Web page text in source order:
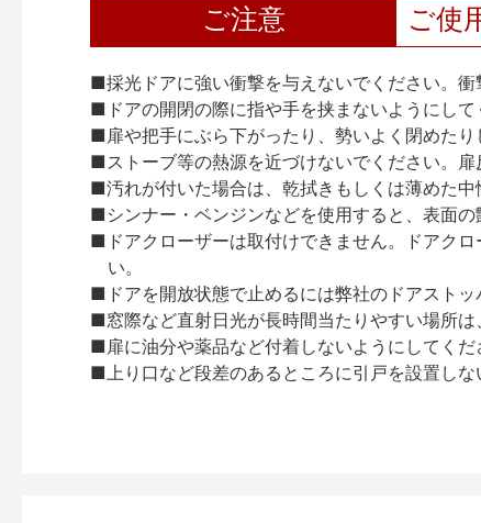
ご注意 ご使
■採光ドアに強い衝撃を与えないでください。衝
■ドアの開閉の際に指や手を挟まないようにして
■扉や把手にぶら下がったり、勢いよく閉めたり
■ストーブ等の熱源を近づけないでください。扉
■汚れが付いた場合は、乾拭きもしくは薄めた中
■シンナー・ベンジンなどを使用すると、表面の
■ドアクローザーは取付けできません。ドアク
い。
■ドアを開放状態で止めるには弊社のドアストッ
■窓際など直射日光が長時間当たりやすい場所
■扉に油分や薬品など付着しないようにしてくだ
■上り口など段差のあるところに引戸を設置しな